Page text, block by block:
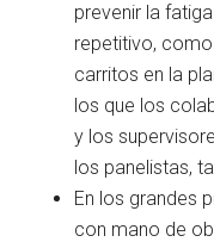
prevenir la
repetitivo,
carritos en la
los que los
y los
los panelistas,
En los grandes
con mano de